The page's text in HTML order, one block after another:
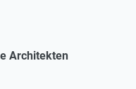
Architekten